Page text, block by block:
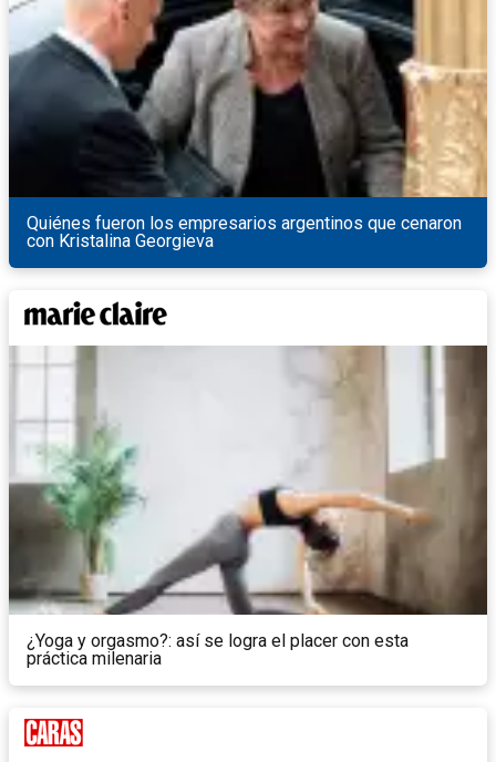
Quiénes fueron los empresarios argentinos que cenaron
con Kristalina Georgieva
¿Yoga y orgasmo?: así se logra el placer con esta
práctica milenaria